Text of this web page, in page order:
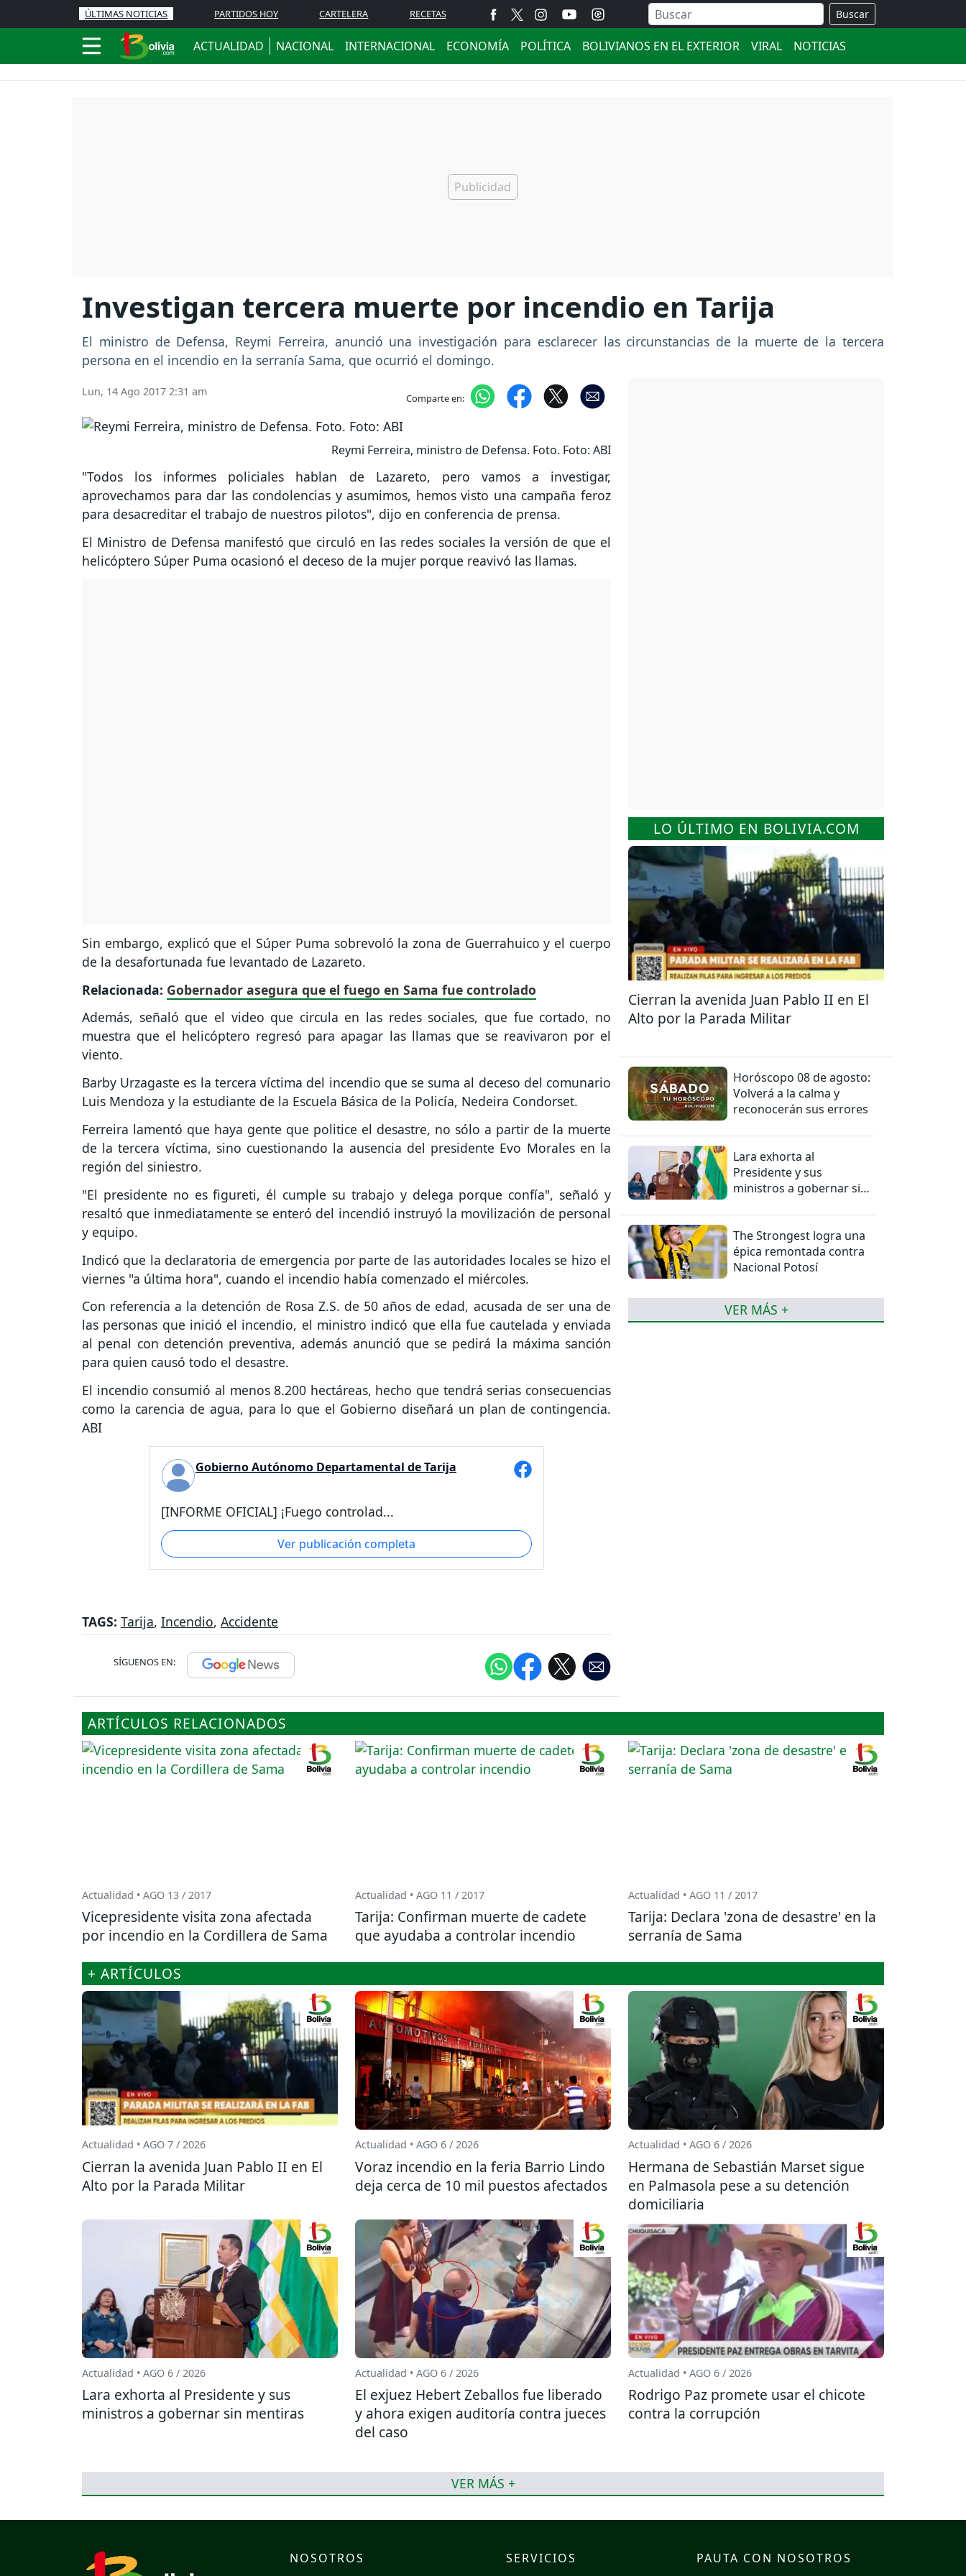
ÚLTIMAS NOTICIAS PARTIDOS HOY CARTELERA RECETAS Buscar
ACTUALIDAD NACIONAL INTERNACIONAL ECONOMÍA POLÍTICA BOLIVIANOS EN EL EXTERIOR VIRAL NOTICIAS
Investigan tercera muerte por incendio en Tarija
El ministro de Defensa, Reymi Ferreira, anunció una investigación para esclarecer las circunstancias de la muerte de la tercera
persona en el incendio en la serranía Sama, que ocurrió el domingo.
Lun, 14 Ago 2017 2:31 am Comparte en:
Reymi Ferreira, ministro de Defensa. Foto. Foto: ABI
"Todos los informes policiales hablan de Lazareto, pero vamos a investigar,
aprovechamos para dar las condolencias y asumimos, hemos visto una campaña feroz
para desacreditar el trabajo de nuestros pilotos", dijo en conferencia de prensa.
El Ministro de Defensa manifestó que circuló en las redes sociales la versión de que el
helicóptero Súper Puma ocasionó el deceso de la mujer porque reavivó las llamas.
Sin embargo, explicó que el Súper Puma sobrevoló la zona de Guerrahuico y el cuerpo
de la desafortunada fue levantado de Lazareto.
Relacionada: Gobernador asegura que el fuego en Sama fue controlado
Además, señaló que el video que circula en las redes sociales, que fue cortado, no
muestra que el helicóptero regresó para apagar las llamas que se reavivaron por el
viento.
Barby Urzagaste es la tercera víctima del incendio que se suma al deceso del comunario
Luis Mendoza y la estudiante de la Escuela Básica de la Policía, Nedeira Condorset.
Ferreira lamentó que haya gente que politice el desastre, no sólo a partir de la muerte
de la tercera víctima, sino cuestionando la ausencia del presidente Evo Morales en la
región del siniestro.
"El presidente no es figureti, él cumple su trabajo y delega porque confía", señaló y
resaltó que inmediatamente se enteró del incendió instruyó la movilización de personal
y equipo.
Indicó que la declaratoria de emergencia por parte de las autoridades locales se hizo el
viernes "a última hora", cuando el incendio había comenzado el miércoles.
Con referencia a la detención de Rosa Z.S. de 50 años de edad, acusada de ser una de
las personas que inició el incendio, el ministro indicó que ella fue cautelada y enviada
al penal con detención preventiva, además anunció que se pedirá la máxima sanción
para quien causó todo el desastre.
El incendio consumió al menos 8.200 hectáreas, hecho que tendrá serias consecuencias
como la carencia de agua, para lo que el Gobierno diseñará un plan de contingencia.
ABI
Gobierno Autónomo Departamental de Tarija
[INFORME OFICIAL] ¡Fuego controlad...
Ver publicación completa
TAGS: Tarija, Incendio, Accidente
SÍGUENOS EN:
LO ÚLTIMO EN BOLIVIA.COM
Cierran la avenida Juan Pablo II en El
Alto por la Parada Militar
Horóscopo 08 de agosto:
Volverá a la calma y
reconocerán sus errores
Lara exhorta al
Presidente y sus
ministros a gobernar sin
The Strongest logra una
épica remontada contra
Nacional Potosí
VER MÁS +
ARTÍCULOS RELACIONADOS
Actualidad • AGO 13 / 2017
Vicepresidente visita zona afectada
por incendio en la Cordillera de Sama
Actualidad • AGO 11 / 2017
Tarija: Confirman muerte de cadete
que ayudaba a controlar incendio
Actualidad • AGO 11 / 2017
Tarija: Declara 'zona de desastre' en la
serranía de Sama
+ ARTÍCULOS
Actualidad • AGO 7 / 2026
Cierran la avenida Juan Pablo II en El
Alto por la Parada Militar
Actualidad • AGO 6 / 2026
Voraz incendio en la feria Barrio Lindo
deja cerca de 10 mil puestos afectados
Actualidad • AGO 6 / 2026
Hermana de Sebastián Marset sigue
en Palmasola pese a su detención
domiciliaria
Actualidad • AGO 6 / 2026
Lara exhorta al Presidente y sus
ministros a gobernar sin mentiras
Actualidad • AGO 6 / 2026
El exjuez Hebert Zeballos fue liberado
y ahora exigen auditoría contra jueces
del caso
Actualidad • AGO 6 / 2026
Rodrigo Paz promete usar el chicote
contra la corrupción
VER MÁS +
NOSOTROS SERVICIOS PAUTA CON NOSOTROS